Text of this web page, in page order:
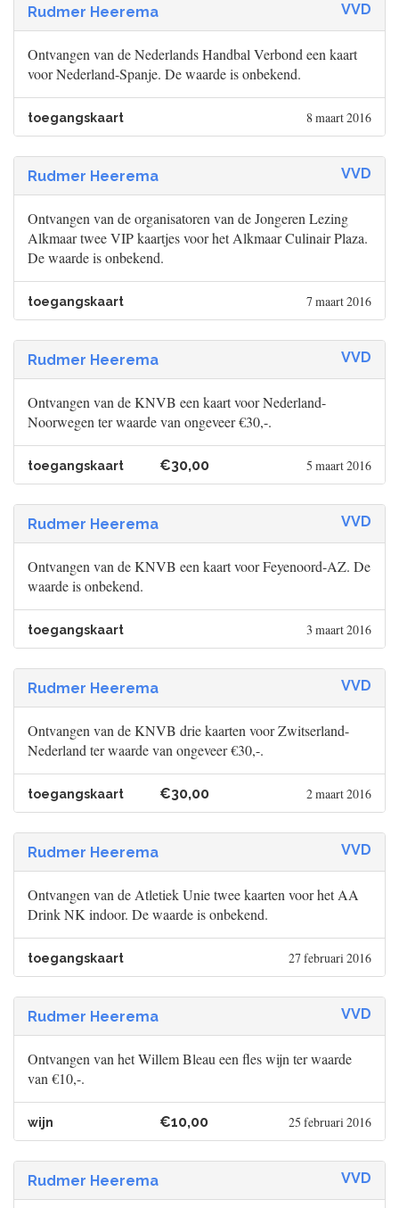
Rudmer Heerema VVD
Ontvangen van de Nederlands Handbal Verbond een kaart
voor Nederland-Spanje. De waarde is onbekend.
toegangskaart 8 maart 2016
Rudmer Heerema VVD
Ontvangen van de organisatoren van de Jongeren Lezing
Alkmaar twee VIP kaartjes voor het Alkmaar Culinair Plaza.
De waarde is onbekend.
toegangskaart 7 maart 2016
Rudmer Heerema VVD
Ontvangen van de KNVB een kaart voor Nederland-
Noorwegen ter waarde van ongeveer €30,-.
toegangskaart €30,00 5 maart 2016
Rudmer Heerema VVD
Ontvangen van de KNVB een kaart voor Feyenoord-AZ. De
waarde is onbekend.
toegangskaart 3 maart 2016
Rudmer Heerema VVD
Ontvangen van de KNVB drie kaarten voor Zwitserland-
Nederland ter waarde van ongeveer €30,-.
toegangskaart €30,00 2 maart 2016
Rudmer Heerema VVD
Ontvangen van de Atletiek Unie twee kaarten voor het AA
Drink NK indoor. De waarde is onbekend.
toegangskaart 27 februari 2016
Rudmer Heerema VVD
Ontvangen van het Willem Bleau een fles wijn ter waarde
van €10,-.
wijn €10,00 25 februari 2016
Rudmer Heerema VVD